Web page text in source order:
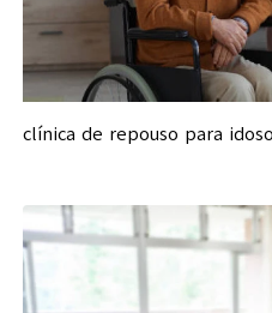
clínica de repouso para